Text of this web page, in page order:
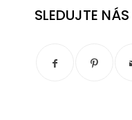
SLEDUJTE NÁS